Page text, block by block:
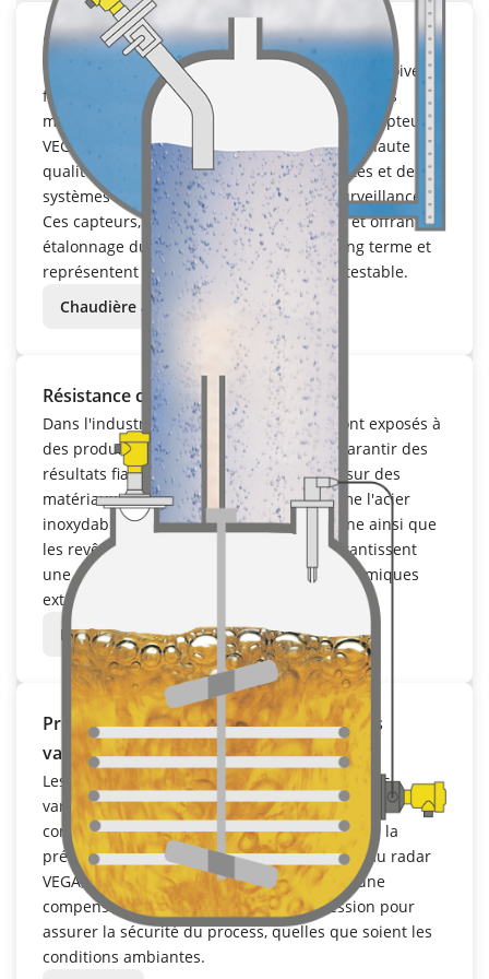
Stabilité à long terme
Dans les installations chimiques, les capteurs doivent
fournir des résultats précis pendant des années
malgré des conditions parfois extrêmes. Les capteurs
VEGA se caractérisent par des matériaux de haute
qualité, des composants précisément ajustés et des
systèmes de diagnostic basés sur l'autosurveillance.
Ces capteurs, nécessitant peu d'entretien et offrant un
étalonnage durable, sont très stables à long terme et
représentent un atout économique incontestable.
Chaudière à vapeur
Résistance chimique
Dans l'industrie chimique, les capteurs sont exposés à
des produits agressifs et corrosifs. Pour garantir des
résultats fiables à long terme, VEGA mise sur des
matériaux chimiquement résistants comme l'acier
inoxydable, les alliages Hastelloy et le titane ainsi que
les revêtements en PTFE et en PFA qui garantissent
une protection fiable contre les produits chimiques
extrêmes, tels que les acides et les bases.
Réacteur à urée
Précis même dans les conditions process
variables
Les process chimiques sont exposés à de fortes
variations de température, de pression et de
composition des produits, ce qui peut affecter la
précision des mesures. Les capteurs de niveau radar
VEGA, à ondes libres ou guidées, intègrent une
compensation de température et de pression pour
assurer la sécurité du process, quelles que soient les
conditions ambiantes.